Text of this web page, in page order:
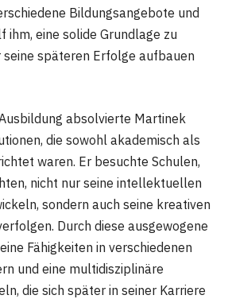
Bildungsangebote und
ihm, eine solide Grundlage zu
späteren Erfolge aufbauen
absolvierte Martinek
die sowohl akademisch als
waren. Er besuchte Schulen,
nicht nur seine intellektuellen
sondern auch seine kreativen
Durch diese ausgewogene
Fähigkeiten in verschiedenen
und eine multidisziplinäre
die sich später in seiner Karriere